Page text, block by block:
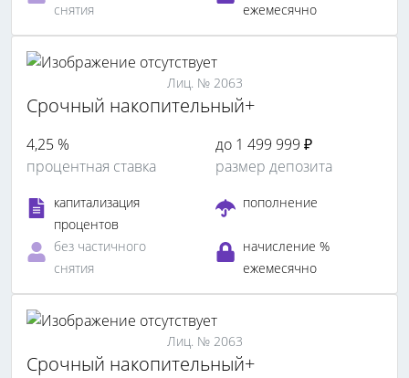
снятия
ежемесячно
Лиц. № 2063
Срочный накопительный+
4,25 %
процентная ставка
до 1 499 999 ₽
размер депозита
капитализация
процентов
пополнение
без частичного
снятия
начисление %
ежемесячно
Лиц. № 2063
Срочный накопительный+